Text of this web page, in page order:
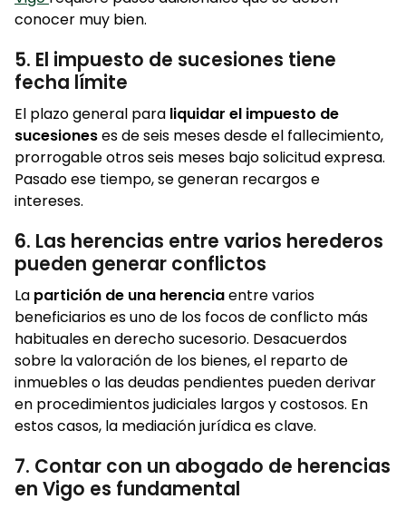
conocer muy bien.
5. El impuesto de sucesiones tiene
fecha límite
El plazo general para liquidar el impuesto de
sucesioneses de seis meses desde el fallecimiento,
prorrogable otros seis meses bajo solicitud expresa.
Pasado ese tiempo, se generan recargos e
intereses.
6. Las herencias entre varios herederos
pueden generar conflictos
La partición de una herenciaentre varios
beneficiarios es uno de los focos de conflicto más
habituales en derecho sucesorio. Desacuerdos
sobre la valoración de los bienes, el reparto de
inmuebles o las deudas pendientes pueden derivar
en procedimientos judiciales largos y costosos. En
estos casos, la mediación jurídica es clave.
7. Contar con un abogado de herencias
en Vigo es fundamental